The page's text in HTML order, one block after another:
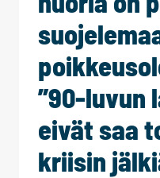
”90-luvun
eivät saa
kriisin